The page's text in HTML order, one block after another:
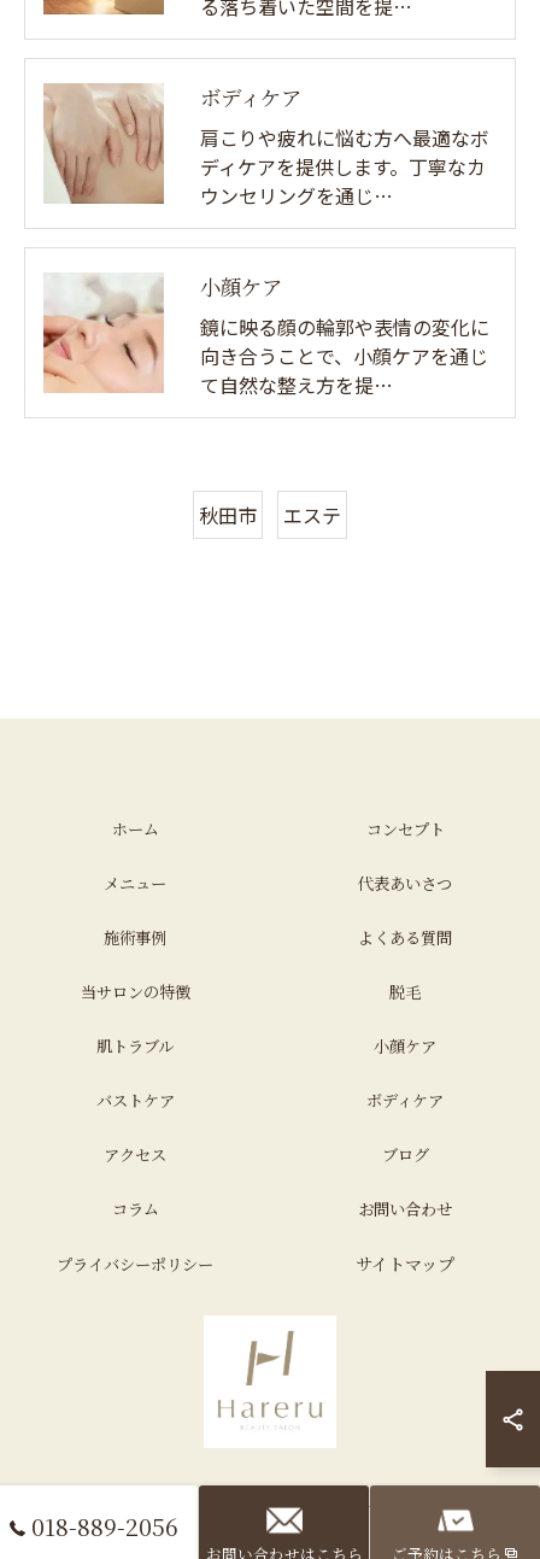
る落ち着いた空間を提…
ボディケア
肩こりや疲れに悩む方へ最適なボ
ディケアを提供します。丁寧なカ
ウンセリングを通じ…
小顔ケア
鏡に映る顔の輪郭や表情の変化に
向き合うことで、小顔ケアを通じ
て自然な整え方を提…
秋田市 エステ
018-889-2056
お問い合わせはこちら ご予約はこちら
ホーム コンセプト
メニュー 代表あいさつ
施術事例 よくある質問
当サロンの特徴 脱毛
肌トラブル 小顔ケア
バストケア ボディケア
アクセス ブログ
コラム お問い合わせ
プライバシーポリシー サイトマップ
© 2026 秋田県秋田市のエステならHareru total beauty salon ALL RIGHTS
RESERVED.